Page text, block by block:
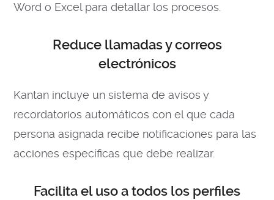
Word o Excel para detallar los procesos.
Reduce llamadas y correos
electrónicos
Kantan incluye un sistema de avisos y
recordatorios automáticos con el que cada
persona asignada recibe notificaciones para las
acciones específicas que debe realizar.
Facilita el uso a todos los perfiles